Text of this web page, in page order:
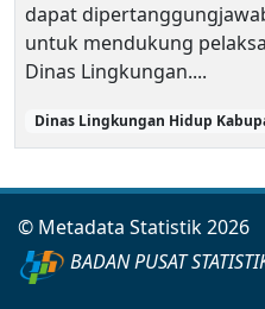
dapat
untuk mendukung
Dinas Lingkungan....
Dinas Lingkungan Hidup
© Metadata Statistik 2026
BADAN PUSAT